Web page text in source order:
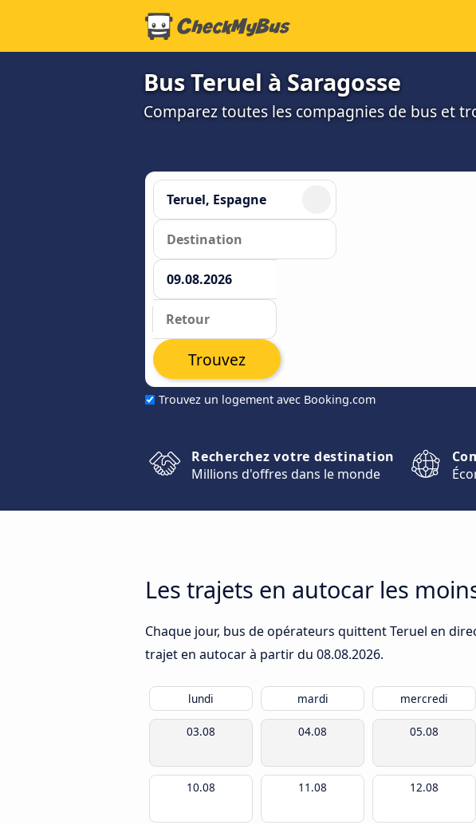
Bus Teruel à Saragosse
Comparez toutes les compagnies de bus et
Trouvez un logement avec Booking.com
Trouvez
Recherchez votre destination
Millions d'offres dans le monde
Les trajets en autocar les
Chaque jour, bus de opérateurs quittent Teruel en
trajet en autocar à partir du 08.08.2026.
lundi mardi mercredi
03.08 04.08 05.08
10.08 11.08 12.08